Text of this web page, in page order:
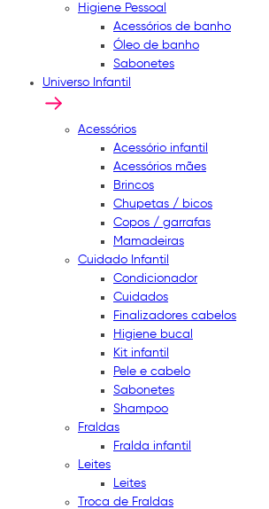
Higiene Pessoal
Acessórios de banho
Óleo de banho
Sabonetes
Universo Infantil
Acessórios
Acessório infantil
Acessórios mães
Brincos
Chupetas / bicos
Copos / garrafas
Mamadeiras
Cuidado Infantil
Condicionador
Cuidados
Finalizadores cabelos
Higiene bucal
Kit infantil
Pele e cabelo
Sabonetes
Shampoo
Fraldas
Fralda infantil
Leites
Leites
Troca de Fraldas